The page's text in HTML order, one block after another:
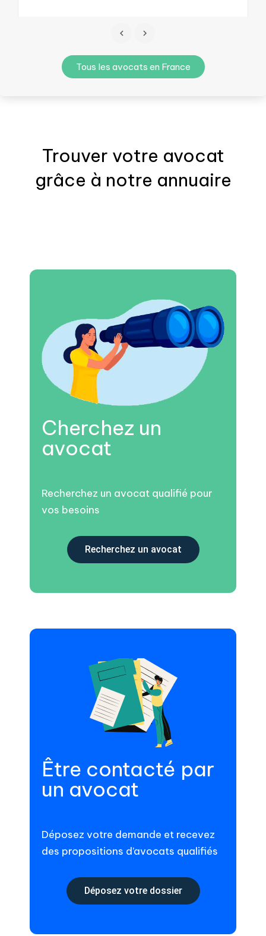
Tous les avocats en France
Trouver votre avocat
grâce à notre annuaire
Cherchez un
avocat
Recherchez un avocat qualifié pour
vos besoins
Recherchez un avocat
Être contacté par
un avocat
Déposez votre demande et recevez
des propositions d’avocats qualifiés
Déposez votre dossier